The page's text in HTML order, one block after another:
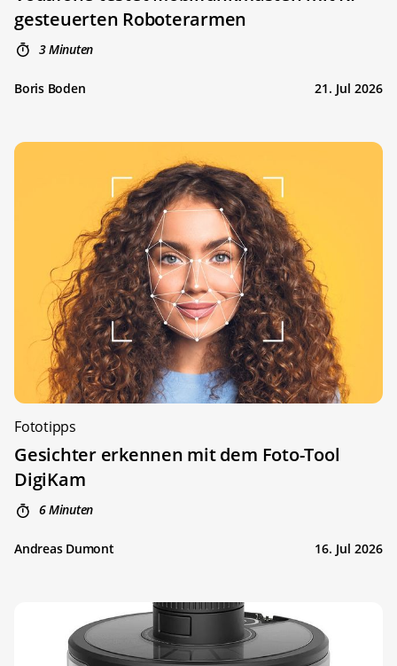
gesteuerten Roboterarmen
3 Minuten
Boris Boden 21. Jul 2026
Fototipps
Gesichter erkennen mit dem Foto-Tool
DigiKam
6 Minuten
Andreas Dumont 16. Jul 2026